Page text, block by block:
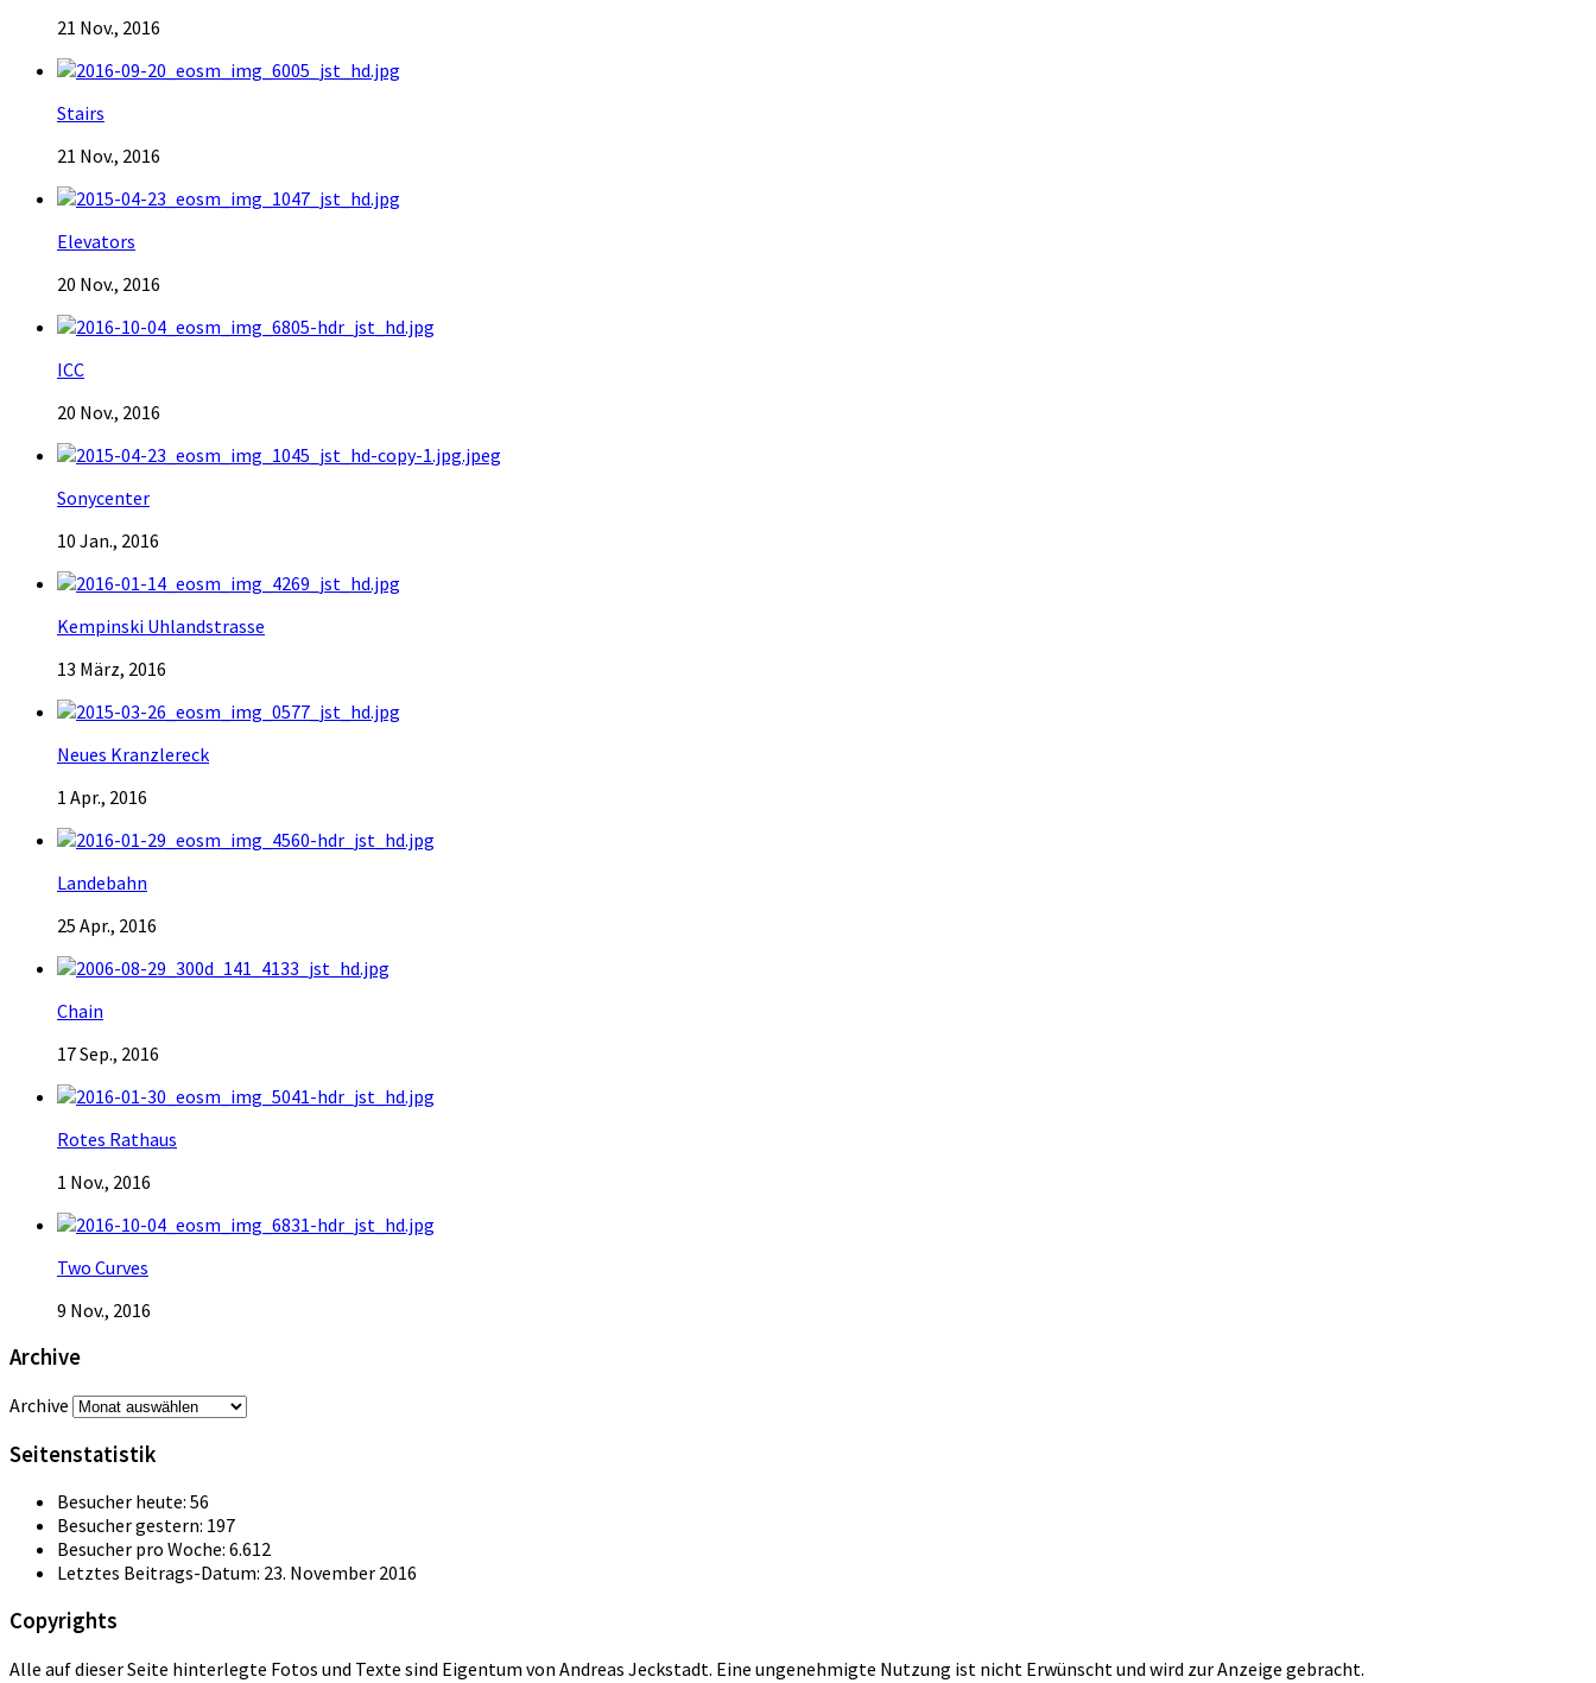
21 Nov., 2016
Stairs
21 Nov., 2016
Elevators
20 Nov., 2016
ICC
20 Nov., 2016
Sonycenter
10 Jan., 2016
Kempinski Uhlandstrasse
13 März, 2016
Neues Kranzlereck
1 Apr., 2016
Landebahn
25 Apr., 2016
Chain
17 Sep., 2016
Rotes Rathaus
1 Nov., 2016
Two Curves
9 Nov., 2016
Archive
Archive
Seitenstatistik
Besucher heute: 56
Besucher gestern: 197
Besucher pro Woche: 6.612
Letztes Beitrags-Datum: 23. November 2016
Copyrights
Alle auf dieser Seite hinterlegte Fotos und Texte sind Eigentum von Andreas Jeckstadt. Eine ungenehmigte Nutzung ist nicht Erwünscht und wird zur Anzeige gebracht.